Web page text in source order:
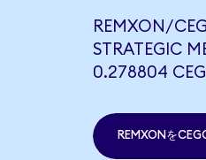
REMXON/
STRATEGIC
0.278804
REMXONを